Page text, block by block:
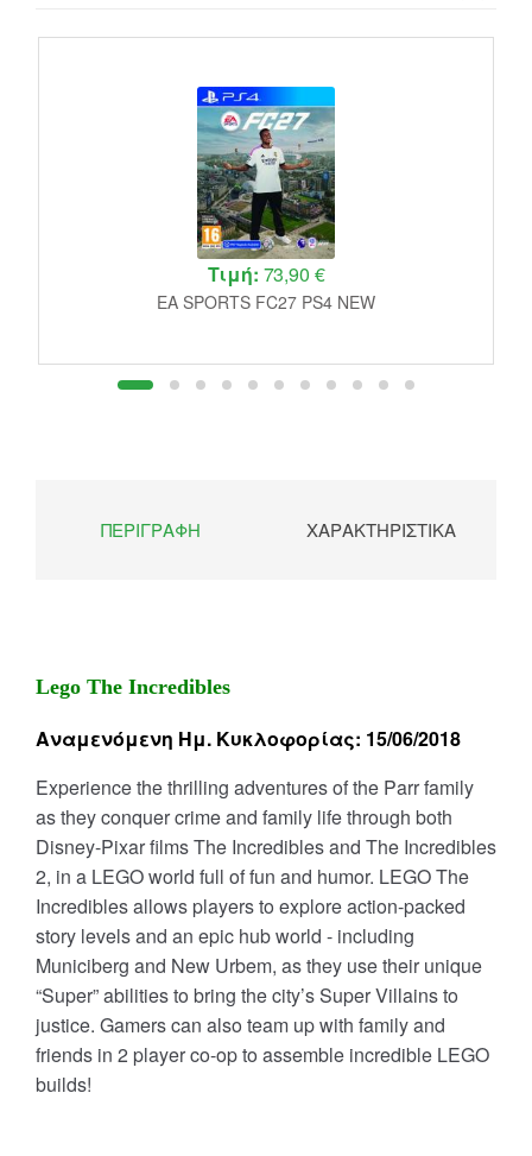
Τιμή: 73,90 €
EA SPORTS FC27 PS4 NEW
ΠΕΡΙΓΡΑΦΉ ΧΑΡΑΚΤΗΡΙΣΤΙΚΆ
Lego The Incredibles
Αναμενόμενη Ημ. Κυκλοφορίας: 15/06/2018
Experience the thrilling adventures of the Parr family
as they conquer crime and family life through both
Disney-Pixar films The Incredibles and The Incredibles
2, in a LEGO world full of fun and humor. LEGO The
Incredibles allows players to explore action-packed
story levels and an epic hub world - including
Municiberg and New Urbem, as they use their unique
“Super” abilities to bring the city’s Super Villains to
justice. Gamers can also team up with family and
friends in 2 player co-op to assemble incredible LEGO
builds!